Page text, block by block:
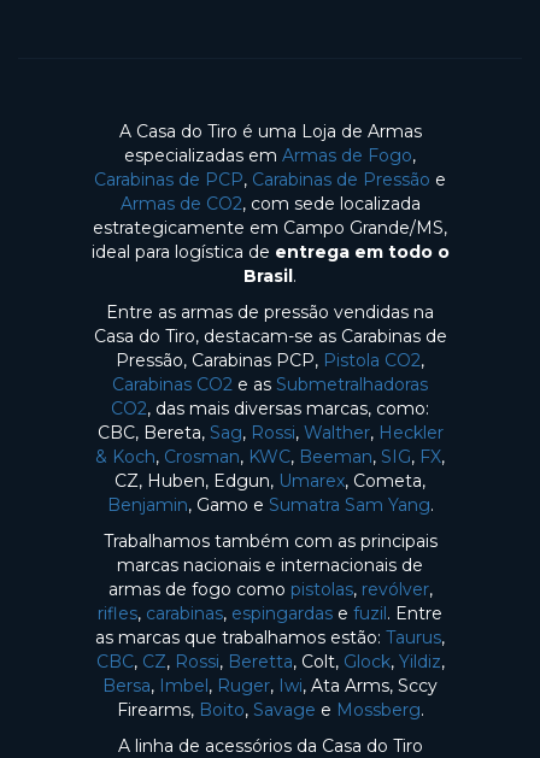
A Casa do Tiro é uma Loja de Armas
especializadas em Armas de Fogo,
Carabinas de PCP, Carabinas de Pressão e
Armas de CO2, com sede localizada
estrategicamente em Campo Grande/MS,
ideal para logística de entrega em todo o
Brasil.
Entre as armas de pressão vendidas na
Casa do Tiro, destacam-se as Carabinas de
Pressão, Carabinas PCP, Pistola CO2,
Carabinas CO2 e as Submetralhadoras
CO2, das mais diversas marcas, como:
CBC, Bereta, Sag, Rossi, Walther, Heckler
& Koch, Crosman, KWC, Beeman, SIG, FX,
CZ, Huben, Edgun, Umarex, Cometa,
Benjamin, Gamo e Sumatra Sam Yang.
Trabalhamos também com as principais
marcas nacionais e internacionais de
armas de fogo como pistolas, revólver,
rifles, carabinas, espingardas e fuzil. Entre
as marcas que trabalhamos estão: Taurus,
CBC, CZ, Rossi, Beretta, Colt, Glock, Yildiz,
Bersa, Imbel, Ruger, Iwi, Ata Arms, Sccy
Firearms, Boito, Savage e Mossberg.
A linha de acessórios da Casa do Tiro